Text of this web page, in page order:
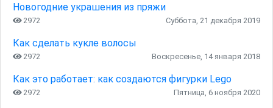
Новогодние украшения из пряжи
2972 Суббота, 21 декабря 2019
Как сделать кукле волосы
2972 Воскресенье, 14 января 2018
Как это работает: как создаются фигурки Lego
2972 Пятница, 6 ноября 2020